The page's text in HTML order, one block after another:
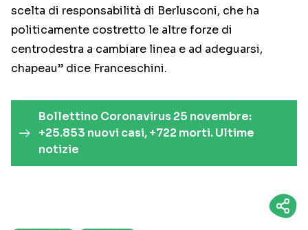
scelta di responsabilità di Berlusconi, che ha
politicamente costretto le altre forze di
centrodestra a cambiare linea e ad adeguarsi,
chapeau” dice Franceschini.
Bollettino Coronavirus 25 novembre:
+25.853 nuovi casi, +722 morti. Ultime
notizie